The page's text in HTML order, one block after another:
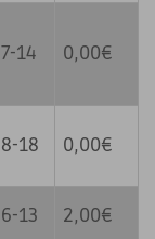
7-14 0,00€
8-18 0,00€
6-13 2,00€